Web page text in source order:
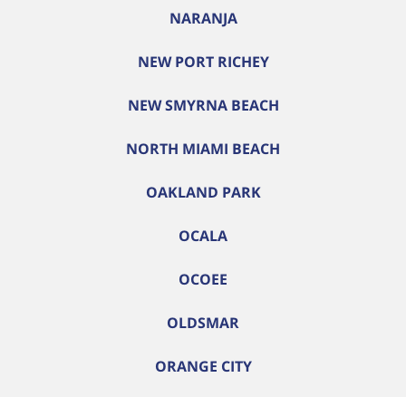
NARANJA
NEW PORT RICHEY
NEW SMYRNA BEACH
NORTH MIAMI BEACH
OAKLAND PARK
OCALA
OCOEE
OLDSMAR
ORANGE CITY